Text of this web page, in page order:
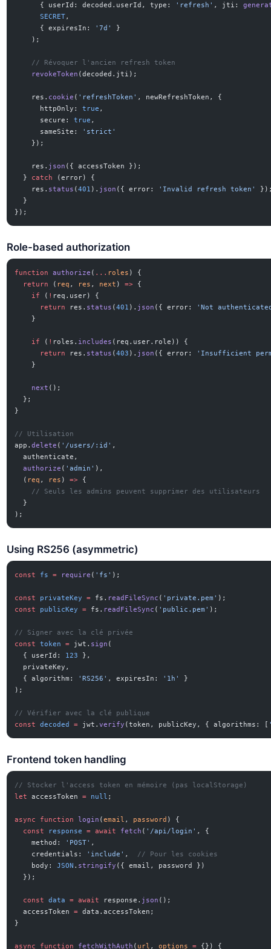
      { userId: decoded.userId, type:
'refresh' , jti:
      SECRET
,
      { expiresIn:
'7d'
}
    );
    // Révoquer l'ancien refresh token
    revokeToken
(decoded.jti);
    res.
cookie ( 'refreshToken' , newRefreshToken, {
      httpOnly:
true ,
      secure:
true ,
      sameSite:
'strict'
    });
    res.
json ({ accessToken });
  }
catch
(error) {
    res.
status (401 ). json ({ error: 'Invalid refresh token'
  }
});
Role-based authorization
function authorize ( ... roles ) {
  return
( req , res , next ) => {
    if
( ! req.user) {
      return
res. status (401 ). json ({ error:
'Not
    }
    if
( ! roles. includes (req.user.role)) {
      return
res. status (403 ). json ({ error:
'Insufficient
    }
    next
();
  };
}
// Utilisation
app.delete ( '/users/:id' ,
  authenticate,
  authorize
( 'admin' ),
  (
req , res ) => {
    // Seuls les admins peuvent supprimer des utilisateurs
  }
);
Using RS256 (asymmetric)
const fs = require ( 'fs' );
const privateKey = fs. readFileSync ( 'private.pem' );
const
publicKey = fs. readFileSync ( 'public.pem' );
// Signer avec la clé privée
const
token = jwt. sign (
  { userId:
123
},
  privateKey,
  { algorithm:
'RS256' , expiresIn: '1h'
}
);
// Vérifier avec la clé publique
const
decoded = jwt.verify (token, publicKey, { algorithms: [
Frontend token handling
// Stocker l'access token en mémoire (pas localStorage)
let
accessToken = null ;
async function login (email , password ) {
  const
response = await fetch ( '/api/login' , {
    method:
'POST' ,
    credentials:
'include' ,
// Pour les cookies
    body:
JSON . stringify ({ email, password })
  });
  const
data = await response. json ();
  accessToken
= data.accessToken;
}
async function fetchWithAuth ( url , options = {}) {